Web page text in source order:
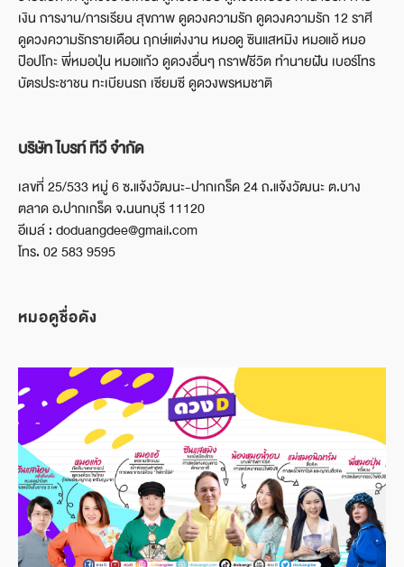
เงิน การงาน/การเรียน สุขภาพ ดูดวงความรัก ดูดวงความรัก 12 ราศี
ดูดวงความรักรายเดือน ฤกษ์แต่งงาน หมอดู ซินแสหมิง หมอแอ้ หมอ
ป๊อปโกะ พี่หมอปุ่น หมอแก้ว ดูดวงอื่นๆ กราฟชีวิต ทำนายฝัน เบอร์โทร
บัตรประชาชน ทะเบียนรถ เซียมซี ดูดวงพรหมชาติ
บริษัท ไบรท์ ทีวี จำกัด
เลขที่ 25/533 หมู่ 6 ซ.แจ้งวัฒนะ-ปากเกร็ด 24 ถ.แจ้งวัฒนะ ต.บาง
ตลาด อ.ปากเกร็ด จ.นนทบุรี 11120
อีเมล์ : doduangdee@gmail.com
โทร. 02 583 9595
หมอดูชื่อดัง